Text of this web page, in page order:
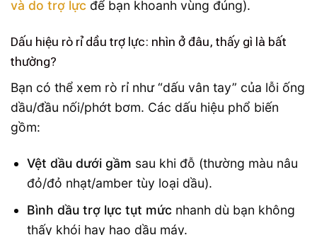
và do trợ lực để bạn khoanh vùng đúng).
Dấu hiệu rò rỉ dầu trợ lực: nhìn ở đâu, thấy gì là bất
thường?
Bạn có thể xem rò rỉ như “dấu vân tay” của lỗi ống
dầu/đầu nối/phớt bơm. Các dấu hiệu phổ biến
gồm:
Vệt dầu dưới gầm sau khi đỗ (thường màu nâu
đỏ/đỏ nhạt/amber tùy loại dầu).
Bình dầu trợ lực tụt mức nhanh dù bạn không
thấy khói hay hao dầu máy.